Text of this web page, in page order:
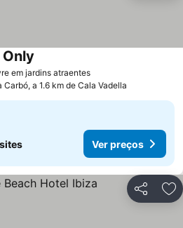
em jardins atraentes
Carbó, a 1.6 km de Cala Vadella
Ver preços
Partilhar